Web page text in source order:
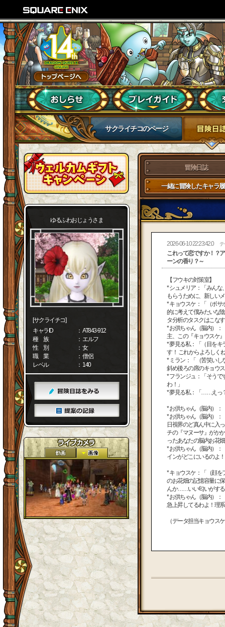
サクライチコのページ
ゆるふわおじょうさま
[サクライチコ]
キャラID
： AT843-912
種 族
： エルフ
性 別
： 女
職 業
： 僧侶
レベル
： 140
冒険日誌
一緒に冒険したキャラ
2026-06-10 22:23:42.0 テ
これって恋ですか！？
ーンの香り？～
【フウキの対策室】
* シュメリア：「みん
もらうために、新しい
* キョウスケ：「（ボ
的に考えて僕みたいな
タ分析のタスクはこな
* お供ちゃん（脳内）
主、この『キョウスケ
* 夢見る私：「（目をキ
す！ これからよろしく
* ミラン：「（苦笑い
斜め後ろの席のキョウ
* フランジュ：「そうで
わ！」
* 夢見る私：「……えっ
* お供ちゃん（脳内）：
* お供ちゃん（脳内）
日視界のど真ん中に入
チの『マヌーサ』がか
ったあなたの脳内お花
* お供ちゃん（脳内）
インがどこにいるのよ
* キョウスケ：「（顔
のお花畑の記憶容量に
んか……いい匂いがす
* お供ちゃん（脳内）
急上昇してるわよ！理
（データ担当キョウ